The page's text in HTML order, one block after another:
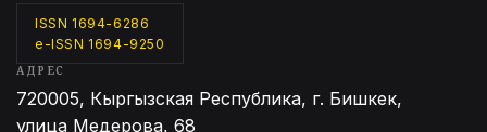
ISSN 1694-6286
e-ISSN 1694-9250
АДРЕС
720005, Кыргызская Республика, г. Бишкек,
улица Медерова, 68